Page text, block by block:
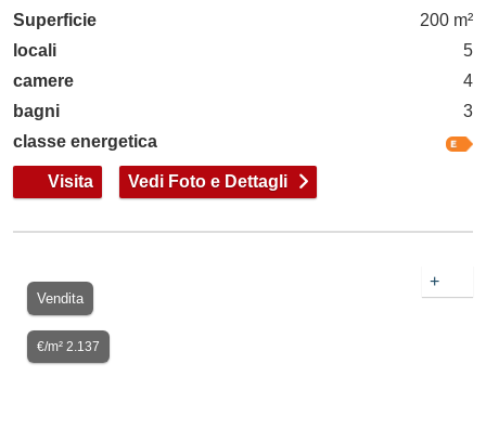
Superficie
200 m²
locali
5
camere
4
bagni
3
classe energetica
Visita Vedi Foto e Dettagli
Vendita
€/m² 2.137
+